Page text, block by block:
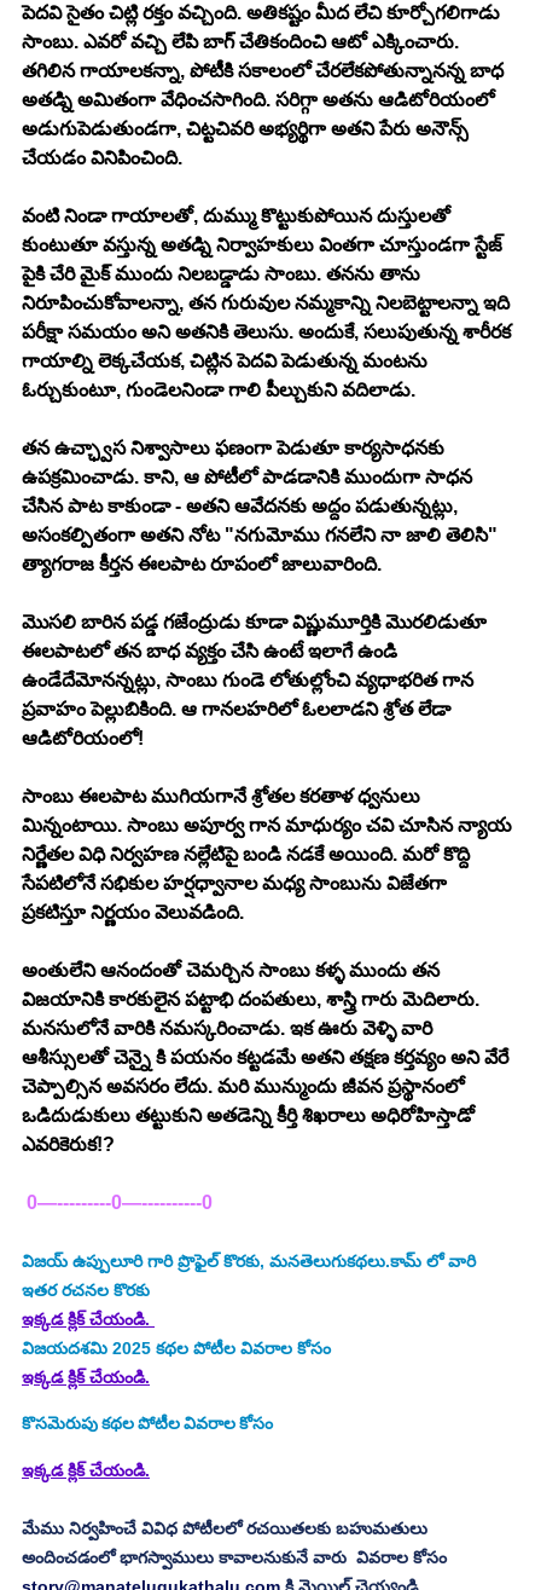
పెదవి సైతం చిట్లి రక్తం వచ్చింది. అతికష్టం మీద లేచి కూర్చోగలిగాడు
సాంబు. ఎవరో వచ్చి లేపి బాగ్ చేతికందించి ఆటో ఎక్కించారు.
తగిలిన గాయాలకన్నా, పోటీకి సకాలంలో చేరలేకపోతున్నానన్న బాధ
అతడ్ని అమితంగా వేధించసాగింది. సరిగ్గా అతను ఆడిటోరియంలో
అడుగుపెడుతుండగా, చిట్టచివరి అభ్యర్థిగా అతని పేరు అనౌన్స్
చేయడం వినిపించింది.
వంటి నిండా గాయాలతో, దుమ్ము కొట్టుకుపోయిన దుస్తులతో
కుంటుతూ వస్తున్న అతడ్ని నిర్వాహకులు వింతగా చూస్తుండగా స్టేజ్
పైకి చేరి మైక్ ముందు నిలబడ్డాడు సాంబు. తనను తాను
నిరూపించుకోవాలన్నా, తన గురువుల నమ్మకాన్ని నిలబెట్టాలన్నా ఇది
పరీక్షా సమయం అని అతనికి తెలుసు. అందుకే, సలుపుతున్న శారీరక
గాయాల్ని లెక్కచేయక, చిట్లిన పెదవి పెడుతున్న మంటను
ఓర్చుకుంటూ, గుండెలనిండా గాలి పీల్చుకుని వదిలాడు.
తన ఉచ్ఛ్వాస నిశ్వాసాలు ఫణంగా పెడుతూ కార్యసాధనకు
ఉపక్రమించాడు. కాని, ఆ పోటీలో పాడడానికి ముందుగా సాధన
చేసిన పాట కాకుండా - అతని ఆవేదనకు అద్దం పడుతున్నట్లు,
అసంకల్పితంగా అతని నోట "నగుమోము గనలేని నా జాలి తెలిసి"
త్యాగరాజ కీర్తన ఈలపాట రూపంలో జాలువారింది.
మొసలి బారిన పడ్డ గజేంద్రుడు కూడా విష్ణుమూర్తికి మొరలిడుతూ
ఈలపాటలో తన బాధ వ్యక్తం చేసి ఉంటే ఇలాగే ఉండి
ఉండేదేమోనన్నట్లు, సాంబు గుండె లోతుల్లోంచి వ్యధాభరిత గాన
ప్రవాహం పెల్లుబికింది. ఆ గానలహరిలో ఓలలాడని శ్రోత లేడా
ఆడిటోరియంలో!
సాంబు ఈలపాట ముగియగానే శ్రోతల కరతాళ ధ్వనులు
మిన్నంటాయి. సాంబు అపూర్వ గాన మాధుర్యం చవి చూసిన న్యాయ
నిర్ణేతల విధి నిర్వహణ నల్లేటిపై బండి నడకే అయింది. మరో కొద్ది
సేపటిలోనే సభికుల హర్షధ్వానాల మధ్య సాంబును విజేతగా
ప్రకటిస్తూ నిర్ణయం వెలువడింది.
అంతులేని ఆనందంతో చెమర్చిన సాంబు కళ్ళ ముందు తన
విజయానికి కారకులైన పట్టాభి దంపతులు, శాస్త్రి గారు మెదిలారు.
మనసులోనే వారికి నమస్కరించాడు. ఇక ఊరు వెళ్ళి వారి
ఆశీస్సులతో చెన్నై కి పయనం కట్టడమే అతని తక్షణ కర్తవ్యం అని వేరే
చెప్పాల్సిన అవసరం లేదు. మరి మున్ముందు జీవన ప్రస్థానంలో
ఒడిదుడుకులు తట్టుకుని అతడెన్ని కీర్తి శిఖరాలు అధిరోహిస్తాడో
ఎవరికెరుక!?
0—---------0—----------0
విజయ్ ఉప్పులూరి గారి ప్రొఫైల్ కొరకు, మనతెలుగుకథలు.కామ్ లో వారి
ఇతర రచనల కొరకు
ఇక్కడ క్లిక్ చేయండి.
విజయదశమి 2025 కథల పోటీల వివరాల కోసం
ఇక్కడ క్లిక్ చేయండి.
కొసమెరుపు కథల పోటీల వివరాల కోసం
ఇక్కడ క్లిక్ చేయండి.
మేము నిర్వహించే వివిధ పోటీలలో రచయితలకు బహుమతులు
అందించడంలో భాగస్వాములు కావాలనుకునే వారు  వివరాల కోసం